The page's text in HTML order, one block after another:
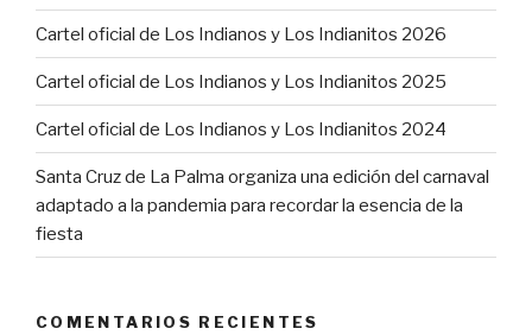
Cartel oficial de Los Indianos y Los Indianitos 2026
Cartel oficial de Los Indianos y Los Indianitos 2025
Cartel oficial de Los Indianos y Los Indianitos 2024
Santa Cruz de La Palma organiza una edición del carnaval
adaptado a la pandemia para recordar la esencia de la
fiesta
COMENTARIOS RECIENTES